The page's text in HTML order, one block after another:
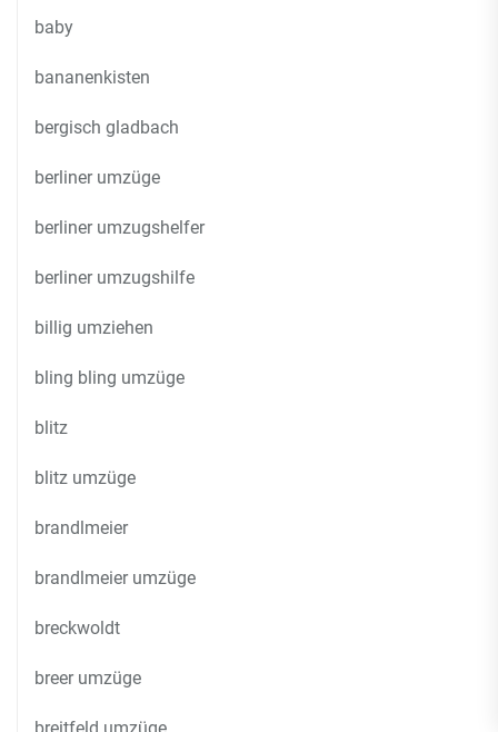
baby
bananenkisten
bergisch gladbach
berliner umzüge
berliner umzugshelfer
berliner umzugshilfe
billig umziehen
bling bling umzüge
blitz
blitz umzüge
brandlmeier
brandlmeier umzüge
breckwoldt
breer umzüge